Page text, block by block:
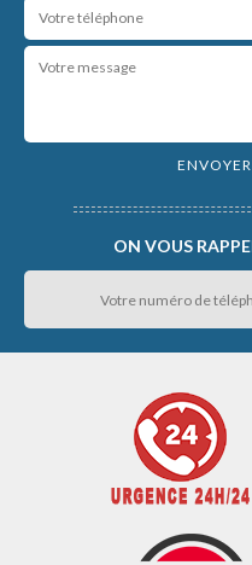
ON VOUS